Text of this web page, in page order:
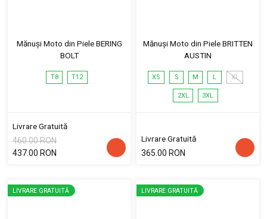
Mănuși Moto din Piele BERING
BOLT
T8 T12
Livrare Gratuită
460.00 RON
437.00 RON
Mănuși Moto din Piele BRITTEN
AUSTIN
XS S M L XL
2XL 3XL
Livrare Gratuită
365.00 RON
LIVRARE GRATUITĂ LIVRARE GRATUITĂ